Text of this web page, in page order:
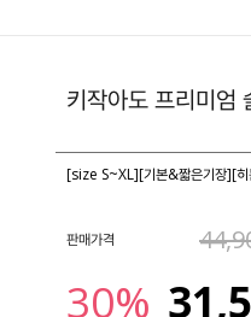
키작아도 프리미
[size S~XL][기본&짧은기장][히
판매가격
30%